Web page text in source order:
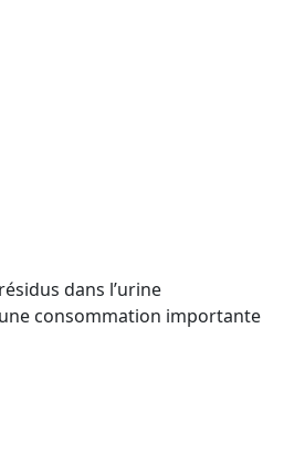
dans l’urine
une consommation importante